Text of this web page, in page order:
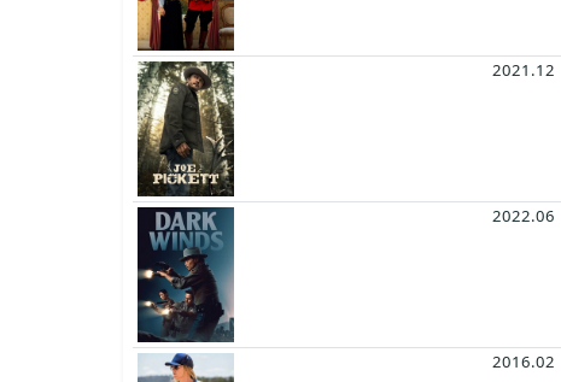
2021.12
2022.06
2016.02